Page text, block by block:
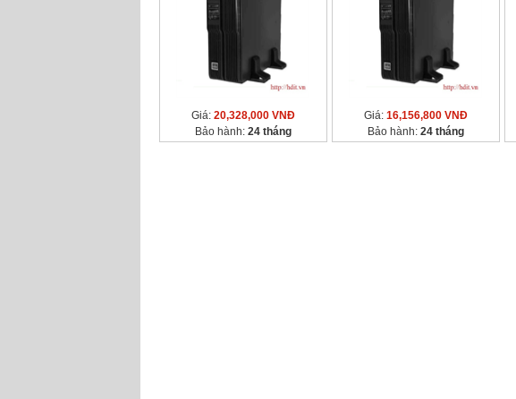
Giá: 20,328,000 VNĐ
Bảo hành: 24 tháng
Giá: 16,156,800 VNĐ
Bảo hành: 24 tháng